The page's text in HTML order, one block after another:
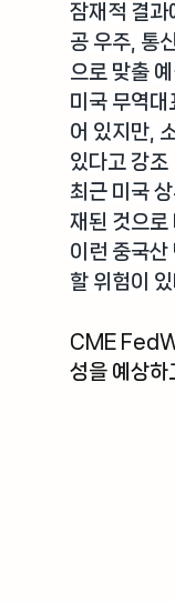
잠재적 결과
공 우주, 통
으로 맞출
미국 무역대
어 있지만,
있다고 강조
최근 미국
재된 것으로
이런 중국산
할 위험이
CME
성을 예상